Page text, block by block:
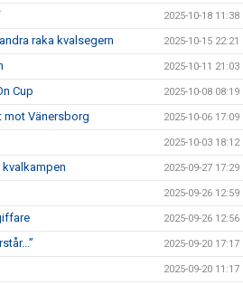
2025-10-18 11:38
raka kvalsegern 2025-10-15 22:21
2025-10-11 21:03
Cup 2025-10-08 08:19
mot Vänersborg 2025-10-06 17:09
2025-10-03 18:12
kvalkampen 2025-09-27 17:29
2025-09-26 12:59
2025-09-26 12:56
2025-09-20 17:17
2025-09-20 11:17